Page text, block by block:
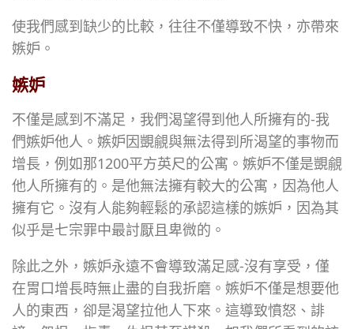
使我們感到缺少的比較，往往不僅導致不快，亦帶來
嫉妒。
嫉妒
不僅是感到不滿足，我們渴望得到他人所擁有的-我
們嫉妒他人。嫉妒因覬覦與無法得到所渴望的事物而
增長，例如那1200平方英尺的公寓。嫉妒不僅是覬覦
他人所擁有的。是他無法擁有較大的公寓，因為他人
擁有它。沒有人能夠輕鬆的承認這樣的嫉妒，因為其
似乎是七宗罪中最討厭且卑微的。
除此之外，嫉妒永遠不會導致滿足感-沒有享受，僅
在胃口增長時無止盡的自我折磨。嫉妒不僅是想要他
人的東西，卻是渴望拉他人下來。這導致憤怒、誹